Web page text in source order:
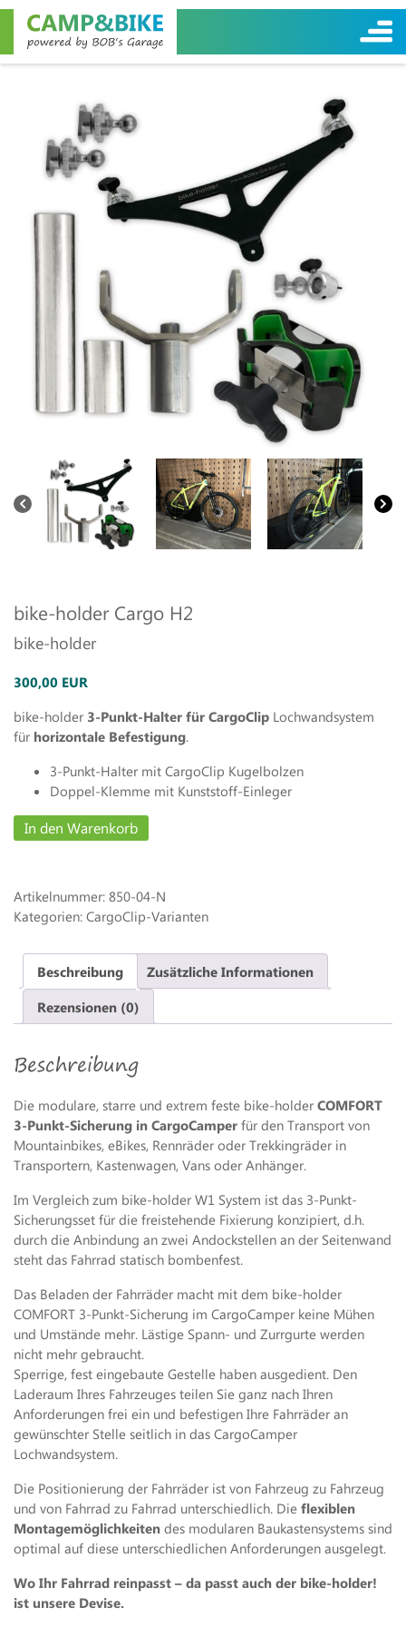
bike-holder Cargo H2
bike-holder
300,00 EUR
bike-holder 3-Punkt-Halter für CargoClip Lochwandsystem
für horizontale Befestigung.
3-Punkt-Halter mit CargoClip Kugelbolzen
Doppel-Klemme mit Kunststoff-Einleger
In den Warenkorb
Artikelnummer: 850-04-N
Kategorien: CargoClip-Varianten
Beschreibung
Zusätzliche Informationen
Rezensionen (0)
Beschreibung
Die modulare, starre und extrem feste bike-holder COMFORT
3-Punkt-Sicherung in CargoCamper für den Transport von
Mountainbikes, eBikes, Rennräder oder Trekkingräder in
Transportern, Kastenwagen, Vans oder Anhänger.
Im Vergleich zum bike-holder W1 System ist das 3-Punkt-
Sicherungsset für die freistehende Fixierung konzipiert, d.h.
durch die Anbindung an zwei Andockstellen an der Seitenwand
steht das Fahrrad statisch bombenfest.
Das Beladen der Fahrräder macht mit dem bike-holder
COMFORT 3-Punkt-Sicherung im CargoCamper keine Mühen
und Umstände mehr. Lästige Spann- und Zurrgurte werden
nicht mehr gebraucht.
Sperrige, fest eingebaute Gestelle haben ausgedient. Den
Laderaum Ihres Fahrzeuges teilen Sie ganz nach Ihren
Anforderungen frei ein und befestigen Ihre Fahrräder an
gewünschter Stelle seitlich in das CargoCamper
Lochwandsystem.
Die Positionierung der Fahrräder ist von Fahrzeug zu Fahrzeug
und von Fahrrad zu Fahrrad unterschiedlich. Die flexiblen
Montagemöglichkeiten des modularen Baukastensystems sind
optimal auf diese unterschiedlichen Anforderungen ausgelegt.
Wo Ihr Fahrrad reinpasst – da passt auch der bike-holder!
ist unsere Devise.